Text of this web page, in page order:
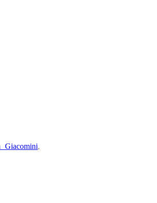
Giacomini,